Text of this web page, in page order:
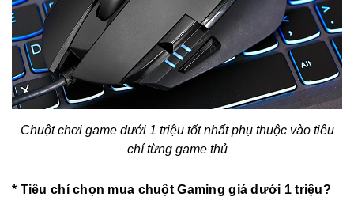
Chuột chơi game dưới 1 triệu tốt nhất phụ thuộc vào tiêu
chí từng game thủ
* Tiêu chí chọn mua chuột Gaming giá dưới 1 triệu?